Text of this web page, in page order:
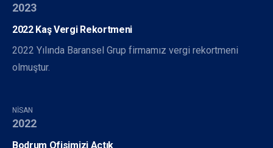
2023
2022 Kaş Vergi Rekortmeni
2022 Yılında Baransel Grup firmamız vergi rekortmeni
olmuştur.
NISAN
2022
Bodrum Ofisimizi Açtık